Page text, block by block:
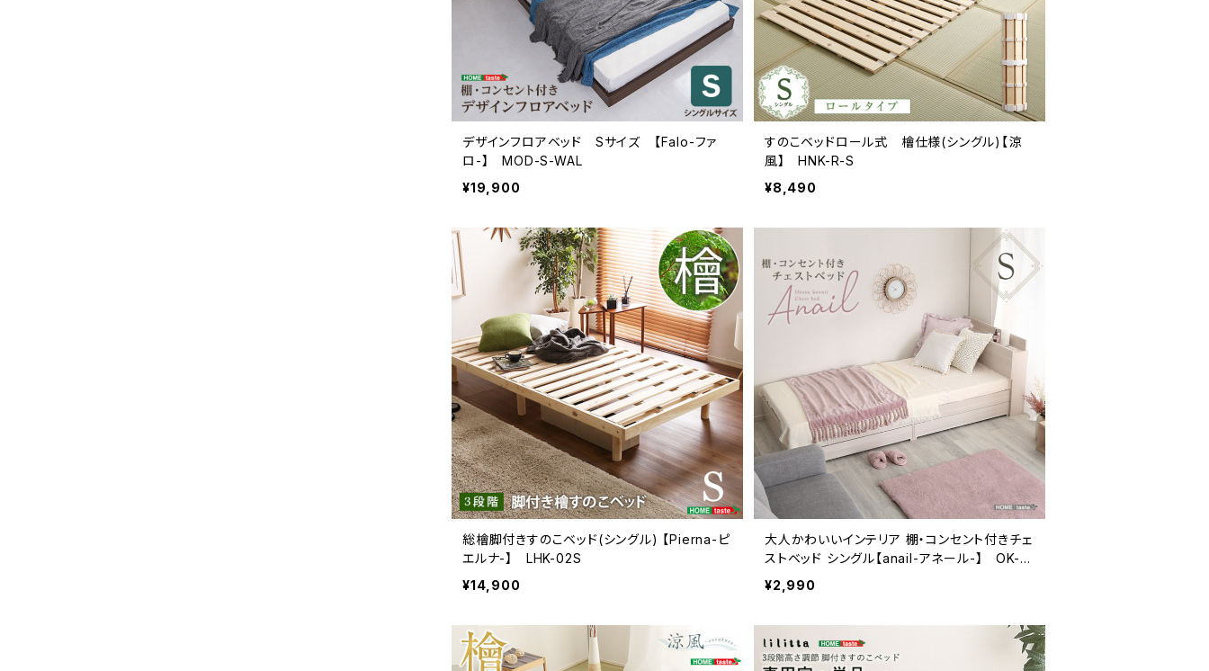
デザインフロアベッド Sサイズ 【Falo-ファ
ロ-】 MOD-S-WAL
¥19,900
すのこベッドロール式 檜仕様(シングル)【涼
風】 HNK-R-S
¥8,490
総檜脚付きすのこベッド(シングル) 【Pierna-ピ
エルナ-】 LHK-02S
¥14,900
大人かわいいインテリア 棚・コンセント付きチェ
ストベッド シングル【anail-アネール-】 OK-S
TL-S
¥2,990